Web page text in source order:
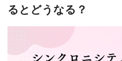
るとどうなる？